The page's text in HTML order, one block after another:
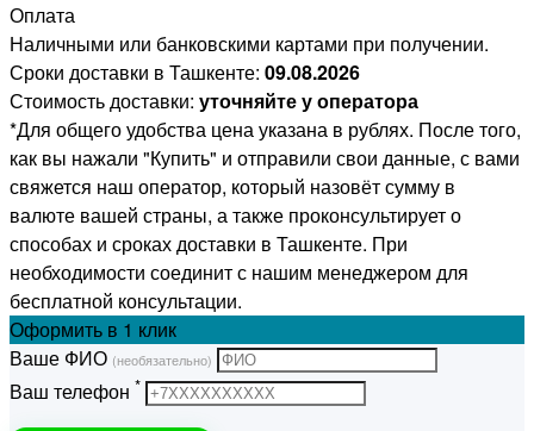
Оплата
Наличными или банковскими картами при получении.
Сроки доставки в Ташкенте: 09.08.2026
Стоимость доставки: уточняйте у оператора
*Для общего удобства цена указана в рублях. После того,
как вы нажали "Купить" и отправили свои данные, с вами
свяжется наш оператор, который назовёт сумму в
валюте вашей страны, а также проконсультирует о
способах и сроках доставки в Ташкенте. При
необходимости соединит с нашим менеджером для
бесплатной консультации.
Оформить в 1 клик
Ваше ФИО (необязательно)
Ваш телефон *